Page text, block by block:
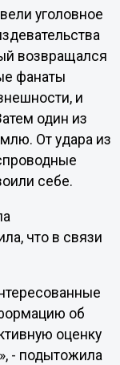
уголовное
возвращался
фанаты
и
один из
От удара из
себе.
что в связи
об
оценку
- подытожила